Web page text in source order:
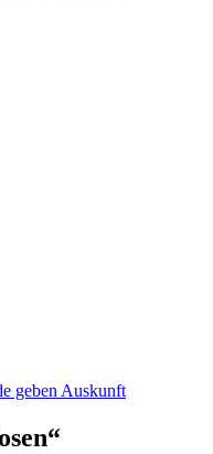
geben Auskunft